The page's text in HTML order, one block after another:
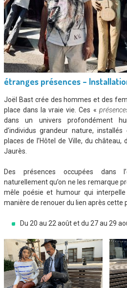
étranges présences –
Joël Bast crée des hommes et des
place dans la vraie vie. Ces «
dans un univers profondément
d’individus grandeur nature,
places de l’Hôtel de Ville, du château,
Jaurès.
Des présences occupées dans
naturellement qu’on ne les remarque
mêle poésie et humour qui
manière de renouer du lien après cette
Du 20 au 22 août et du 27 au 29